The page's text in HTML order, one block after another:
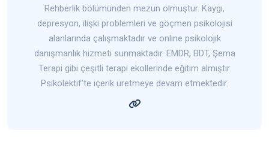
Rehberlik bölümünden mezun olmuştur. Kaygı,
depresyon, ilişki problemleri ve göçmen psikolojisi
alanlarında çalışmaktadır ve online psikolojik
danışmanlık hizmeti sunmaktadır. EMDR, BDT, Şema
Terapi gibi çeşitli terapi ekollerinde eğitim almıştır.
Psikolektif’te içerik üretmeye devam etmektedir.